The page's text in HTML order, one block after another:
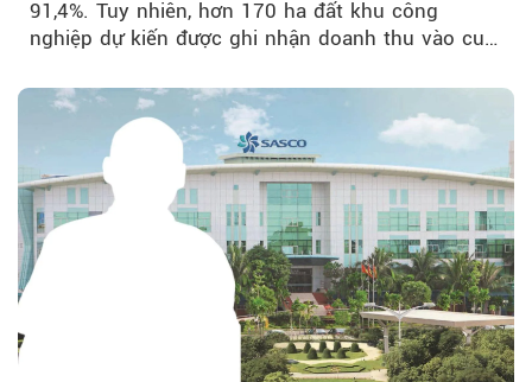
91,4%. Tuy nhiên, hơn 170 ha đất khu công
nghiệp dự kiến được ghi nhận doanh thu vào cuối